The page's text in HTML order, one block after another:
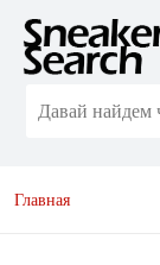
Главная